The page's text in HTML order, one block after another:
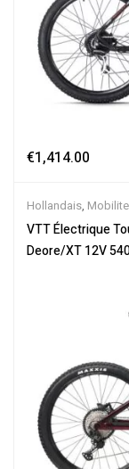
€1,414.00
Hollandais,
Tout-Suspendus,
Électriques
VTT Électrique
Deore/XT 12V